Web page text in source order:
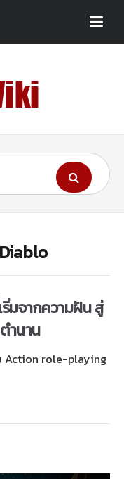
ริ่มจากความฝัน สู่
ำนาน
Action role-playing